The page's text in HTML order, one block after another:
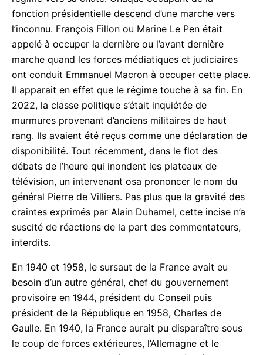
tour. En même temps, la montée de ce parti
conduit de façon inarrêtable le régime vers sa
chute. Chaque occupant de la fonction
présidentielle descend d’une marche vers l’inconnu.
François Fillon ou Marine Le Pen était appelé à
occuper la dernière ou l’avant dernière marche
quand les forces médiatiques et judiciaires ont
conduit Emmanuel Macron à occuper cette place. Il
apparait en effet que le régime touche à sa fin. En
2022, la classe politique s’était inquiétée de
murmures provenant d’anciens militaires de haut
rang. Ils avaient été reçus comme une déclaration
de disponibilité. Tout récemment, dans le flot des
débats de l’heure qui inondent les plateaux de
télévision, un intervenant osa prononcer le nom du
général Pierre de Villiers. Pas plus que la gravité
incise n’a suscité de réactions de la part des
commentateurs, interdits.
En 1940 et 1958, le sursaut de la France avait eu
besoin d’un autre général, chef du gouvernement
provisoire en 1944, président du Conseil puis